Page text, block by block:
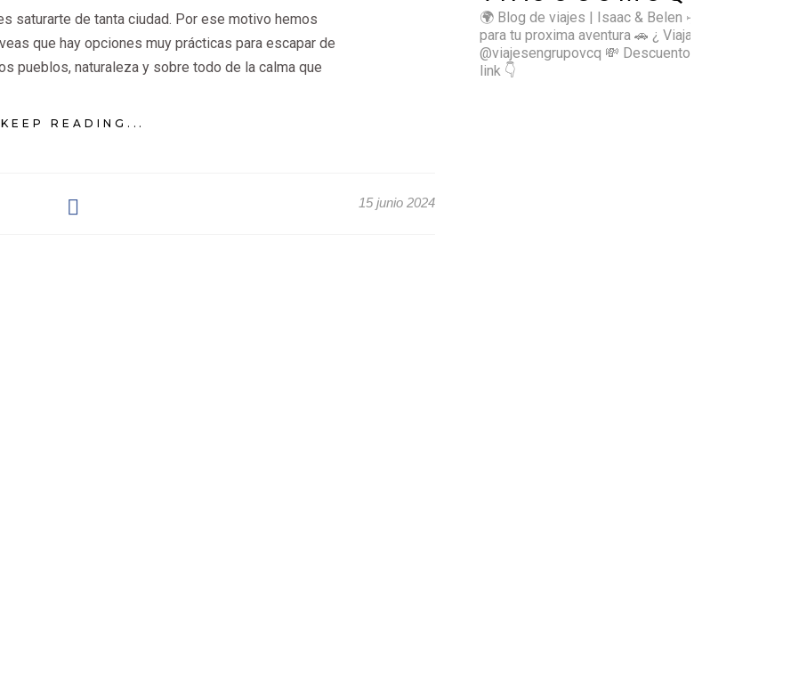
saturarte de tanta ciudad. Por ese motivo hemos
que hay opciones muy prácticas para escapar de
pueblos, naturaleza y sobre todo de la calma que
KEEP READING...
15 junio 2024
🌍 Blog de viajes | Isaac & Belen ✈️ Inspírate
para tu proxima aventura 🚗 ¿ Viajas sol@? 👉🏻
@viajesengrupovcq 💸 Descuentos y tips en el
link 👇